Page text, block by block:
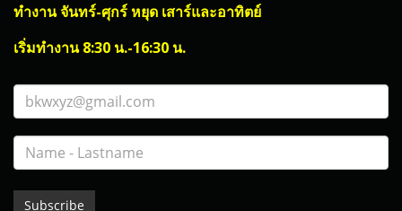
ทำงาน จันทร์-ศุกร์ หยุด เสาร์และอาทิตย์
เริ่มทำงาน 8:30 น.-16:30 น.
Subscribe